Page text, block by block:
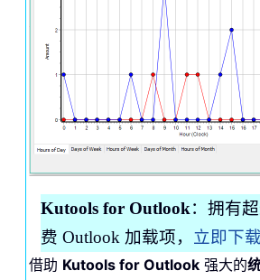
Kutools for Outlook：拥有
费 Outlook 加载项， 立即下
借助 Kutools for Outlook 强大的